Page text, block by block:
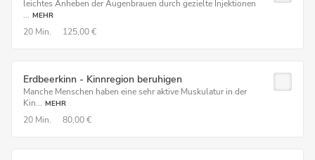
leichtes Anheben der Augenbrauen durch gezielte Injektionen
... MEHR
20 Min. 125,00 €
Erdbeerkinn - Kinnregion beruhigen
Manche Menschen haben eine sehr aktive Muskulatur in der
Kin... MEHR
20 Min. 80,00 €